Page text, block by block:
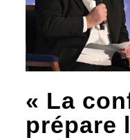
« La
prépare